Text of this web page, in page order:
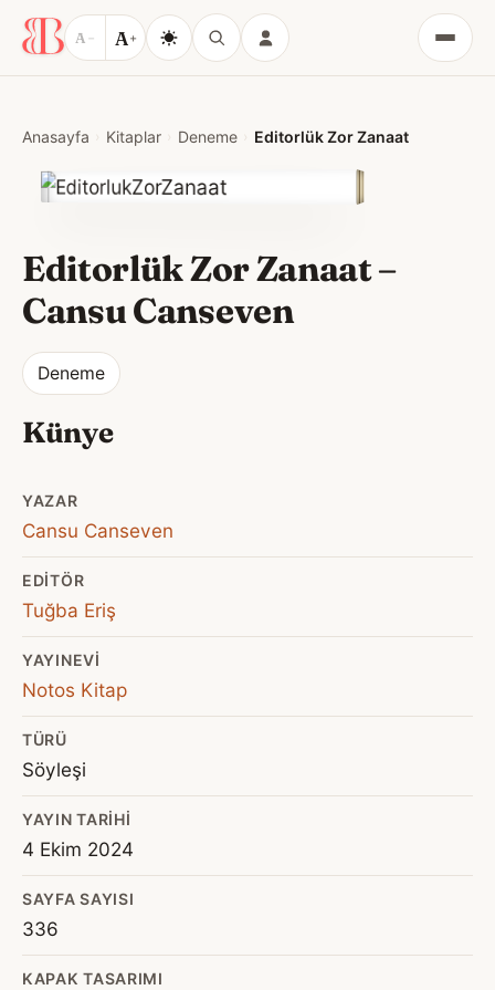
A − A+
Menü
Anasayfa Kitaplar Deneme Editorlük Zor Zanaat
Editorlük Zor Zanaat–
Cansu Canseven
Deneme
Künye
YAZAR
Cansu Canseven
EDITÖR
Tuğba Eriş
YAYINEVI
Notos Kitap
TÜRÜ
Söyleşi
YAYIN TARIHI
4 Ekim 2024
SAYFA SAYISI
336
KAPAK TASARIMI